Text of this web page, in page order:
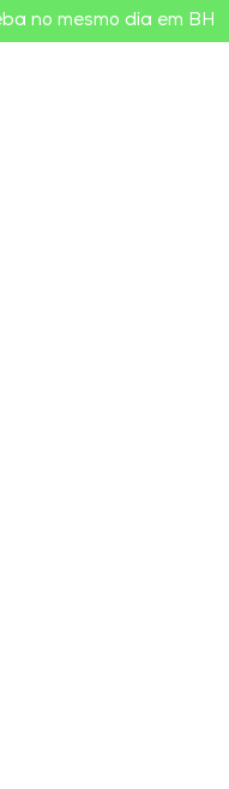
no mesmo dia em